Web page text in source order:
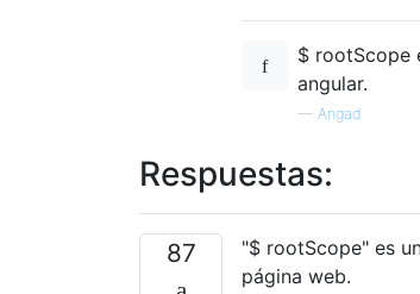
$ rootScope
angular.
— Angad
Respuestas:
87
"$ rootScope" es
página web.